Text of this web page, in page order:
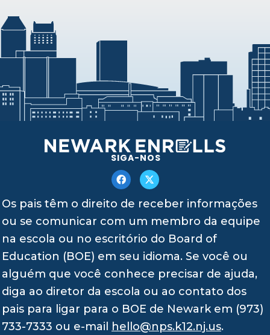
SIGA-NOS
Os pais têm o direito de receber informações
ou se comunicar com um membro da equipe
na escola ou no escritório do Board of
Education (BOE) em seu idioma. Se você ou
alguém que você conhece precisar de ajuda,
diga ao diretor da escola ou ao contato dos
pais para ligar para o BOE de Newark em (973)
733-7333 ou e-mail hello@nps.k12.nj.us.